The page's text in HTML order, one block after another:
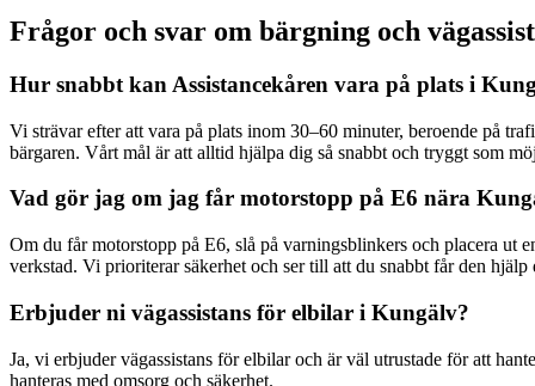
Frågor och svar om bärgning och
Hur snabbt kan Assistancekåren vara på plats i
Vi strävar efter att vara på plats inom 30–60 minuter, beroende på
bärgaren. Vårt mål är att alltid hjälpa dig så snabbt och tryggt som
Vad gör jag om jag får motorstopp på E6 nära
Om du får motorstopp på E6, slå på varningsblinkers och placera ut
verkstad. Vi prioriterar säkerhet och ser till att du snabbt får den hjälp
Erbjuder ni vägassistans för elbilar i Kungälv?
Ja, vi erbjuder vägassistans för elbilar och är väl utrustade för att
hanteras med omsorg och säkerhet.